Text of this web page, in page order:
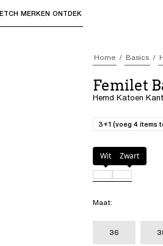
of "Escape" om terug te
MERKEN ONTDEK
Home Basics
Femilet
Hemd Katoen
3+1 (voeg 4 items
Kleur: Zwart
Wit Zwart
Maat:
36